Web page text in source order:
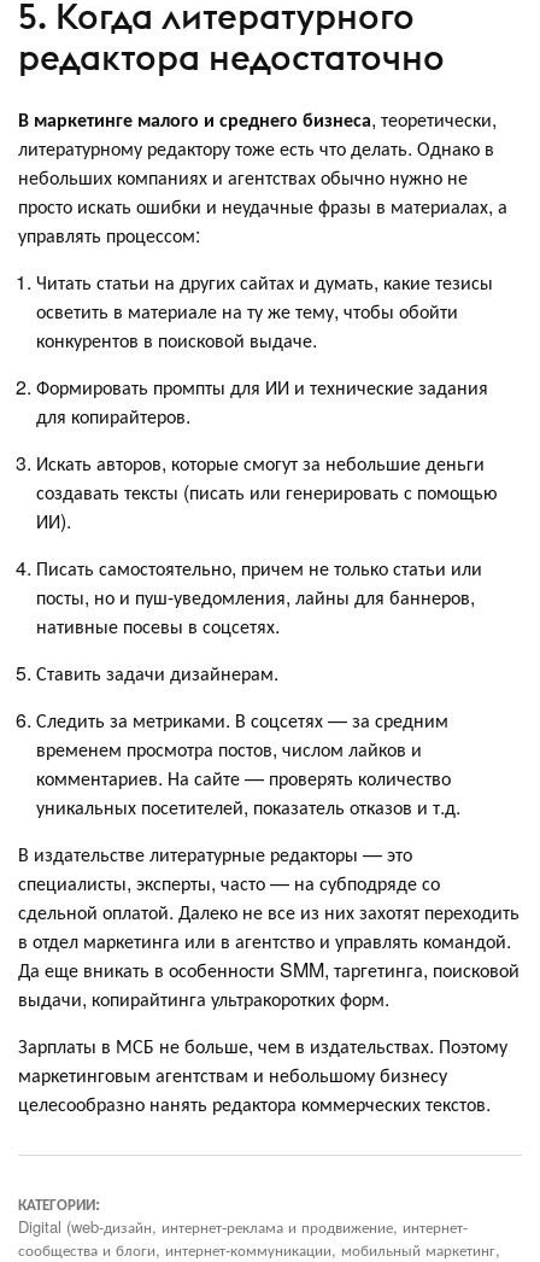
5. Когда литературного
редактора недостаточно
В маркетинге малого и среднего бизнеса, теоретически,
литературному редактору тоже есть что делать. Однако в
небольших компаниях и агентствах обычно нужно не
просто искать ошибки и неудачные фразы в материалах, а
управлять процессом:
Читать статьи на других сайтах и думать, какие тезисы
осветить в материале на ту же тему, чтобы обойти
конкурентов в поисковой выдаче.
Формировать промпты для ИИ и технические задания
для копирайтеров.
Искать авторов, которые смогут за небольшие деньги
создавать тексты (писать или генерировать с помощью
ИИ).
Писать самостоятельно, причем не только статьи или
посты, но и пуш-уведомления, лайны для баннеров,
нативные посевы в соцсетях.
Ставить задачи дизайнерам.
Следить за метриками. В соцсетях — за средним
временем просмотра постов, числом лайков и
комментариев. На сайте — проверять количество
уникальных посетителей, показатель отказов и т.д.
В издательстве литературные редакторы — это
специалисты, эксперты, часто — на субподряде со
сдельной оплатой. Далеко не все из них захотят переходить
в отдел маркетинга или в агентство и управлять командой.
Да еще вникать в особенности SMM, таргетинга, поисковой
выдачи, копирайтинга ультракоротких форм.
Зарплаты в МСБ не больше, чем в издательствах. Поэтому
маркетинговым агентствам и небольшому бизнесу
целесообразно нанять редактора коммерческих текстов.
КАТЕГОРИИ:
Digital (web-дизайн, интернет-реклама и продвижение, интернет-
сообщества и блоги, интернет-коммуникации, мобильный маркетинг,